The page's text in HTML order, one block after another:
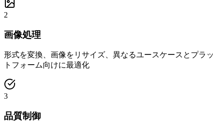
2
画像処理
形式を変換、画像をリサイズ、異なるユースケースとプラッ
トフォーム向けに最適化
3
品質制御